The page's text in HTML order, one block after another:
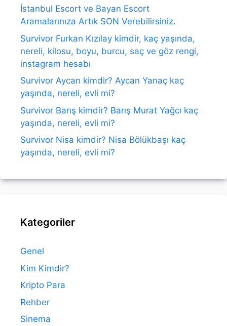
İstanbul Escort ve Bayan Escort
Aramalarınıza Artık SON Verebilirsiniz.
Survivor Furkan Kızılay kimdir, kaç yaşında,
nereli, kilosu, boyu, burcu, saç ve göz rengi,
instagram hesabı
Survivor Aycan kimdir? Aycan Yanaç kaç
yaşında, nereli, evli mi?
Survivor Barış kimdir? Barış Murat Yağcı kaç
yaşında, nereli, evli mi?
Survivor Nisa kimdir? Nisa Bölükbaşı kaç
yaşında, nereli, evli mi?
Kategoriler
Genel
Kim Kimdir?
Kripto Para
Rehber
Sinema